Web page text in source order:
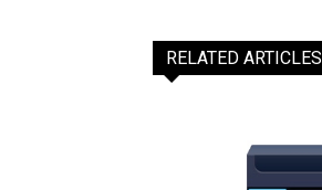
RELATED ARTICLES